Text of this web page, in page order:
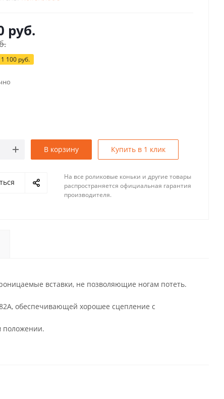
руб.
1 100 руб.
В корзину Купить в 1 клик
На все роликовые коньки и другие товары
распространяется официальная гарантия
производителя.
вставки, не позволяющие ногам потеть.
обеспечивающей хорошее сцепление с
положении.